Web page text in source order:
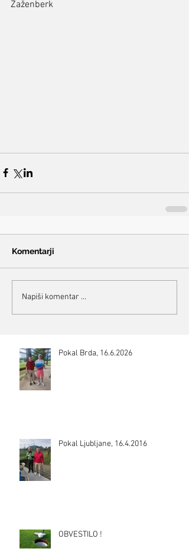
Žaženberk
Komentarji
Napiši komentar ...
Pokal Brda, 16.6.2026
Pokal Ljubljane, 16.4.2016
OBVESTILO !